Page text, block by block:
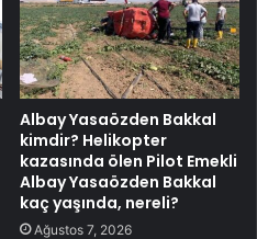
Albay Yasaözden Bakkal
kimdir? Helikopter
kazasında ölen Pilot Emekli
Albay Yasaözden Bakkal
kaç yaşında, nereli?
Ağustos 7, 2026